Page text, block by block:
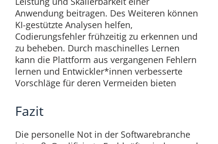
Anwendung beitragen. Des Weiteren können
KI-gestützte Analysen helfen,
Codierungsfehler frühzeitig zu erkennen und
zu beheben. Durch maschinelles Lernen
kann die Plattform aus vergangenen Fehlern
lernen und Entwickler*innen verbesserte
Vorschläge für deren Vermeiden bieten
Fazit
Die personelle Not in der Softwarebranche